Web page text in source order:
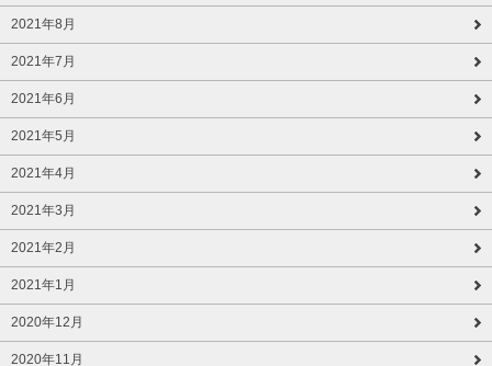
2021年8月
2021年7月
2021年6月
2021年5月
2021年4月
2021年3月
2021年2月
2021年1月
2020年12月
2020年11月